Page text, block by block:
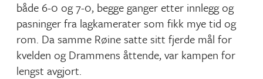
både 6-0 og 7-0, begge ganger etter innlegg og
pasninger fra lagkamerater som fikk mye tid og
rom. Da samme Røine satte sitt fjerde mål for
kvelden og Drammens åttende, var kampen for
lengst avgjort.